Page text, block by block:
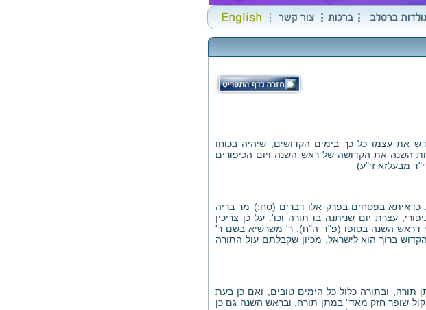
את עצמו כל כך בימים הקדושים, שיהיה בכוחו
השנה את הקדושה של ראש השנה ויום הכיפורים
מבעלזא זי"ע)
כדאיתא בפסחים בפרק אלו דברים (סח:) מר בריה
עצרת יום שניתנה בו תורה וכו'. על כן צריכין
דראש השנה בסופו (פ"ד ה"ח), ר' משרשיא בשם ר'
ברוך הוא לישראל, מכיון שקבלתם עול התורה
תורה, ובתורה כלול כל הימים טובים, ואם כן בעת
שופר חזק מאד" במתן תורה, ובראש השנה גם כן